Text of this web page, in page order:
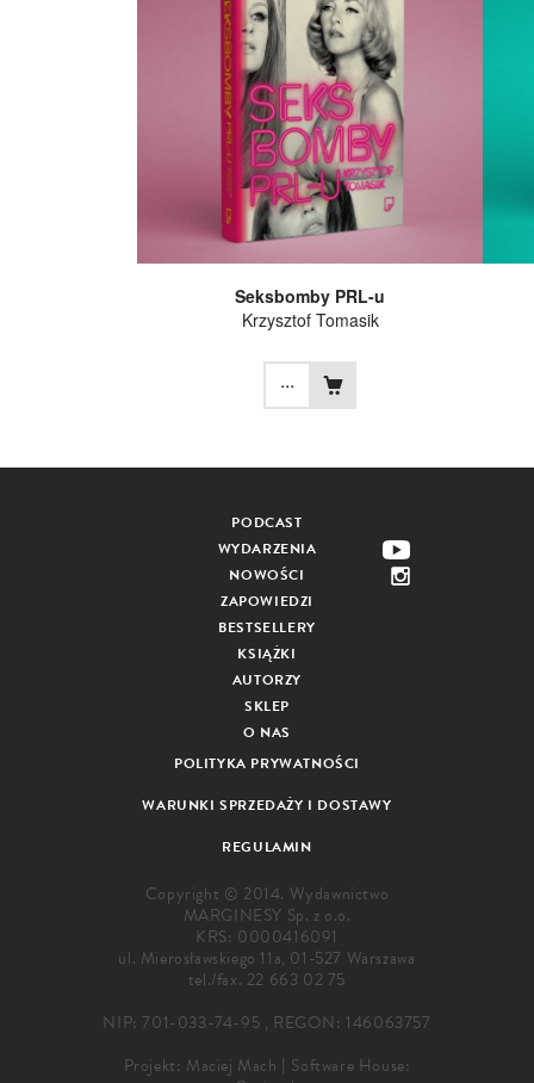
Seksbomby PRL-u
Krzysztof Tomasik
...
PODCAST
WYDARZENIA
NOWOŚCI
ZAPOWIEDZI
BESTSELLERY
KSIĄŻKI
AUTORZY
SKLEP
O NAS
POLITYKA PRYWATNOŚCI
WARUNKI SPRZEDAŻY I DOSTAWY
REGULAMIN
Copyright © 2014. Wydawnictwo
MARGINESY Sp. z o.o.
KRS: 0000416091
ul. Mierosławskiego 11a, 01-527 Warszawa
tel./fax. 22 663 02 75
NIP: 701-033-74-95 , REGON: 146063757
Projekt: Maciej Mach | Software House: